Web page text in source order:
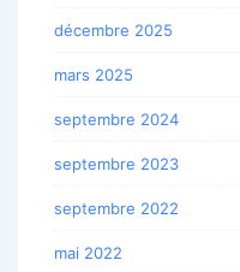
décembre 2025
mars 2025
septembre 2024
septembre 2023
septembre 2022
mai 2022